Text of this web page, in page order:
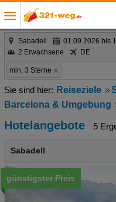
Sabadell
01.09.2026 bis
2 Erwachsene
DE
min. 3 Sterne
Reiseziele
Barcelona & Umgebung
Hotelangebote 5
Sabadell
günstigster Preis